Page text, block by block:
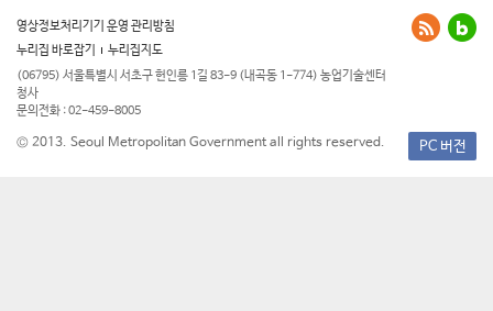
영상정보처리기기 운영 관리방침
누리집 바로잡기
누리집지도
(06795) 서울특별시 서초구 헌인릉 1길 83-9 (내곡동 1-774) 농업기술센터
청사
문의전화 : 02-459-8005
© 2013. Seoul Metropolitan Government all rights reserved. PC 버전